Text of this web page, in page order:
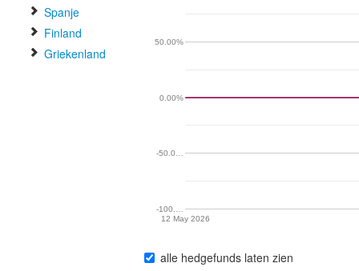
Spanje
Finland
Griekenland
12 May 2026
-100.…
-50.0…
0.00%
50.00%
alle hedgefunds laten zien